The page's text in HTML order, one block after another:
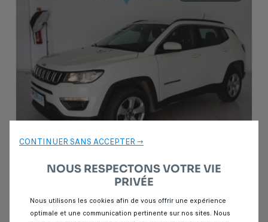
Garantie Spoticar12 mois
Jeep Compass
2.2 CRD 163 LIMITED 4X4
CONTINUER SANS ACCEPTER →
NOUS RESPECTONS VOTRE VIE
PRIVÉE
Nous utilisons les cookies afin de vous offrir une expérience
optimale et une communication pertinente sur nos sites. Nous